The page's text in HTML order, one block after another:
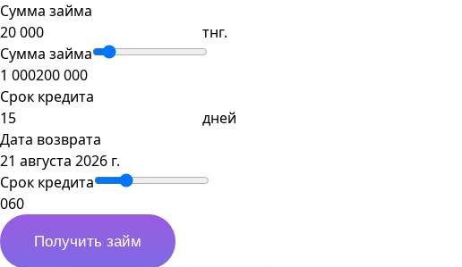
Сумма займа
тнг.
Сумма займа
1 000200 000
Срок кредита
дней
Дата возврата
21 августа 2026 г.
Срок кредита
060
Получить займ